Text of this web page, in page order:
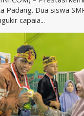
Padang. Dua siswa
capaia...